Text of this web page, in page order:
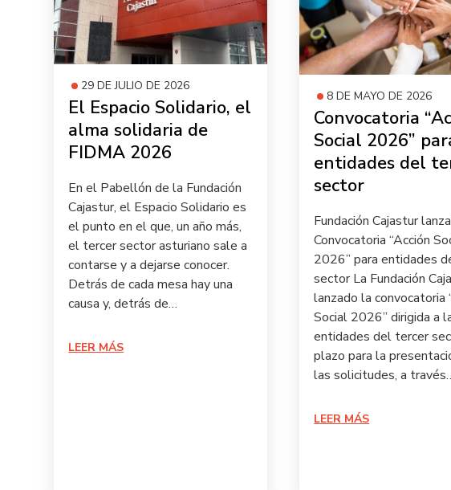
29 DE JULIO DE 2026
El Espacio Solidario, el
alma solidaria de
FIDMA 2026
En el Pabellón de la Fundación
Cajastur, el Espacio Solidario es
el punto en el que, un año más,
el tercer sector asturiano sale a
contarse y a dejarse conocer.
Detrás de cada mesa hay una
causa y, detrás de…
LEER MÁS
8 DE MAYO DE 2026
Convocatoria
Social 2026”
entidades del
sector
Fundación Cajastur
Convocatoria “Acción
2026” para entidades
sector La Fundación
lanzado la convocatoria
Social 2026” dirigida a
entidades del tercer
plazo para la
las solicitudes, a
LEER MÁS